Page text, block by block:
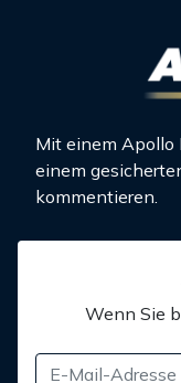
Mit einem Apollo
einem
kommentieren.
Wenn Sie